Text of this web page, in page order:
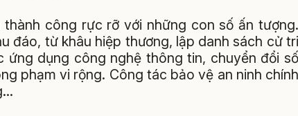
công rực rỡ với những con số ấn tượng.
đáo, từ khâu hiệp thương, lập danh sách cử tri
dụng công nghệ thông tin, chuyển đổi số
phạm vi rộng. Công tác bảo vệ an ninh chính